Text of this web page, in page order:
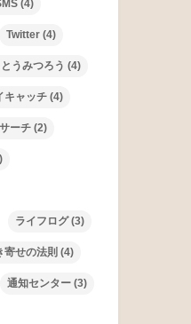
(4)
Twitter (4)
うみつろう (4)
キャッチ (4)
ーチ (2)
ライフログ(3)
寄せの法則 (4)
通知センター (3)